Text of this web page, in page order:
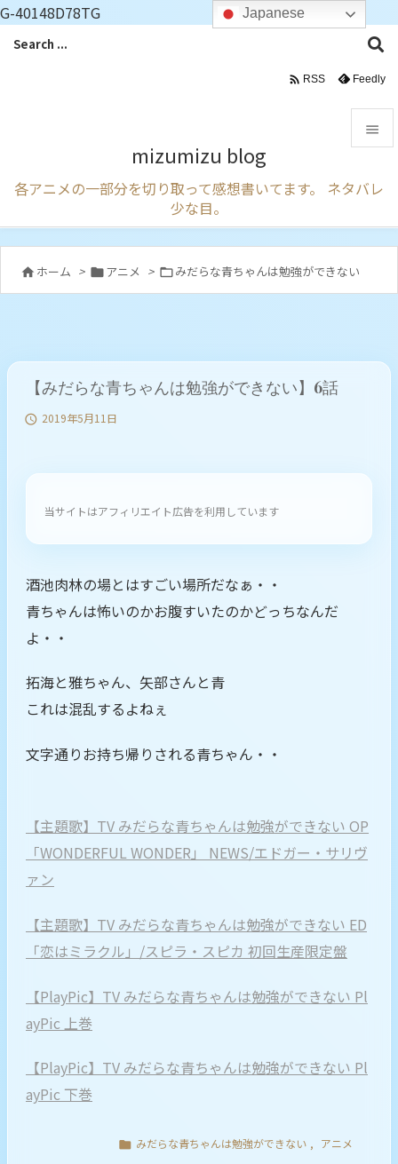
G-40148D78TG
mizumizu blog
各アニメの一部分を切り取って感想書いてます。 ネタバレ
少な目。

メニュ
前へ
 RSS Feedly
 ホーム > アニメ > みだらな青ちゃんは勉強ができない
【みだらな青ちゃんは勉強ができない】6話
 2019年5月11日
当サイトはアフィリエイト広告を利用しています
酒池肉林の場とはすごい場所だなぁ・・
青ちゃんは怖いのかお腹すいたのかどっちなんだ
よ・・
拓海と雅ちゃん、矢部さんと青
これは混乱するよねぇ
文字通りお持ち帰りされる青ちゃん・・
【主題歌】TV みだらな青ちゃんは勉強ができない OP
「WONDERFUL WONDER」 NEWS/エドガー・サリヴ
ァン
【主題歌】TV みだらな青ちゃんは勉強ができない ED
「恋はミラクル」/スピラ・スピカ 初回生産限定盤
【PlayPic】TV みだらな青ちゃんは勉強ができない Pl
ayPic 上巻
【PlayPic】TV みだらな青ちゃんは勉強ができない Pl
ayPic 下巻
 みだらな青ちゃんは勉強ができない , アニメ
Japanese